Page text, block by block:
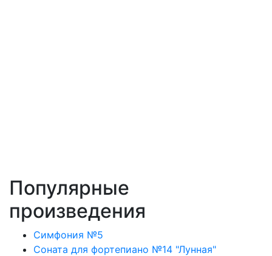
Популярные
произведения
Симфония №5
Соната для фортепиано №14 "Лунная"